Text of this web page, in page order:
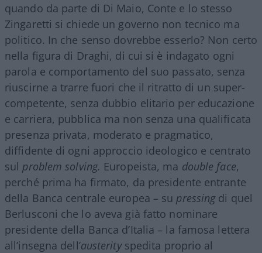
quando da parte di Di Maio, Conte e lo stesso
Zingaretti si chiede un governo non tecnico ma
politico. In che senso dovrebbe esserlo? Non certo
nella figura di Draghi, di cui si è indagato ogni
parola e comportamento del suo passato, senza
riuscirne a trarre fuori che il ritratto di un super-
competente, senza dubbio elitario per educazione
e carriera, pubblica ma non senza una qualificata
presenza privata, moderato e pragmatico,
diffidente di ogni approccio ideologico e centrato
sul problem solving. Europeista, ma double face,
perché prima ha firmato, da presidente entrante
della Banca centrale europea – su pressing di quel
Berlusconi che lo aveva già fatto nominare
presidente della Banca d’Italia – la famosa lettera
all’insegna dell’austerity spedita proprio al